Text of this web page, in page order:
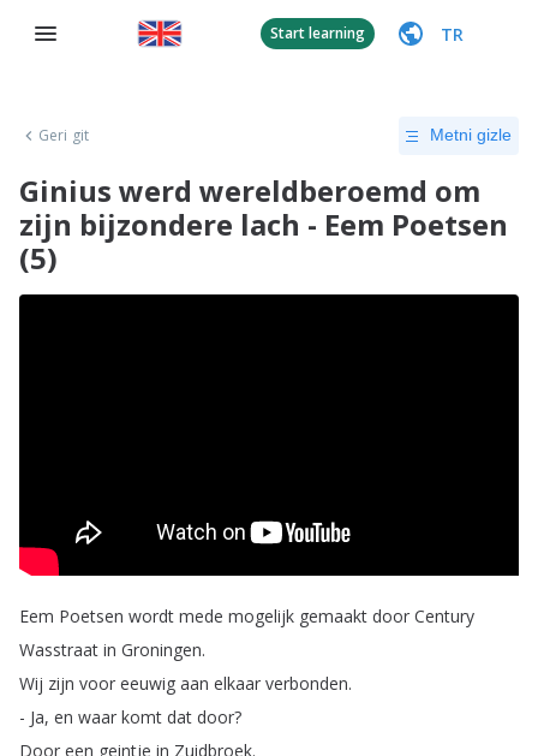
Start learning TR
Geri git Metni gizle
Ginius werd wereldberoemd om
zijn bijzondere lach - Eem Poetsen
(5)
Eem Poetsen wordt mede mogelijk gemaakt door Century
Wasstraat in Groningen.
Wij zijn voor eeuwig aan elkaar verbonden.
- Ja, en waar komt dat door?
Door een geintje in Zuidbroek.